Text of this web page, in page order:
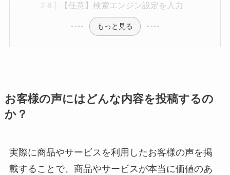
【任意】検索エンジン設定を入力
もっと見る
お客様の声にはどんな内容を投稿するの
か？
実際に商品やサービスを利用したお客様の声を掲
載することで、商品やサービスが本当に価値のあ